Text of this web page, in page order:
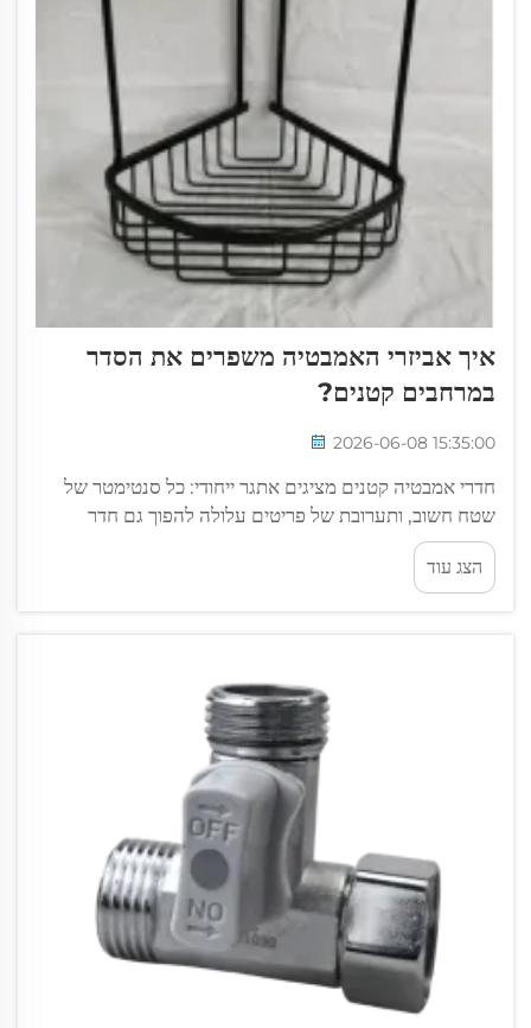
איך אביזרי האמבטיה משפרים את הסדר
במרחבים קטנים?
2026-06-08 15:35:00
חדרי אמבטיה קטנים מציגים אתגר ייחודי: כל סנטימטר של
שטח חשוב, ותערובת של פריטים עלולה להפוך גם חדר
מעוצב היטב למבולגן ולא נוח. התוספות לחדר האמבטיה
הנכונות אינן רק תוספות דקורטיביות — הן גם פונקציונליות...
הצג עוד